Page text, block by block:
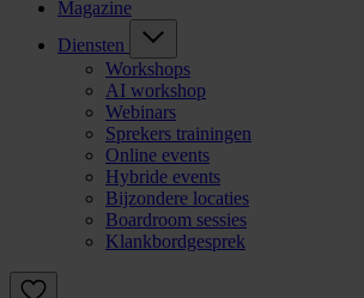
Magazine
Diensten
Workshops
AI workshop
Webinars
Sprekers trainingen
Online events
Hybride events
Bijzondere locaties
Boardroom sessies
Klankbordgesprek